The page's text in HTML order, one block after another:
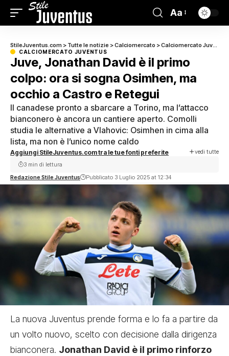
Aa
StileJuventus.com > Tutte le notizie >Calciomercato >Calciomercato Juventus
CALCIOMERCATO JUVENTUS
Juve, Jonathan David è il primo
colpo: ora si sogna Osimhen, ma
occhio a Castro e Retegui
Il canadese pronto a sbarcare a Torino, ma l’attacco
bianconero è ancora un cantiere aperto. Comolli
studia le alternative a Vlahovic: Osimhen in cima alla
lista, ma non è l’unico nome caldo
Aggiungi StileJuventus.com tra le tue fonti preferite vedi tutte
Redazione Stile Juventus Pubblicato 3 Luglio 2025 at 12:34
3 min di lettura
La nuova Juventus prende forma e lo fa a partire da
un volto nuovo, scelto con decisione dalla dirigenza
bianconera. Jonathan David è il primo rinforzo